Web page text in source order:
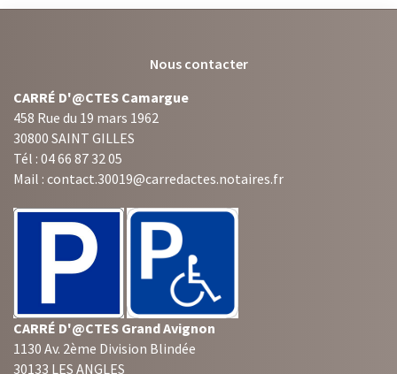
Nous contacter
CARRÉ D'@CTES Camargue
458 Rue du 19 mars 1962
30800 SAINT GILLES
Tél : 04 66 87 32 05
Mail : contact.30019@carredactes.notaires.fr
CARRÉ D'@CTES Grand Avignon
1130 Av. 2ème Division Blindée
30133 LES ANGLES